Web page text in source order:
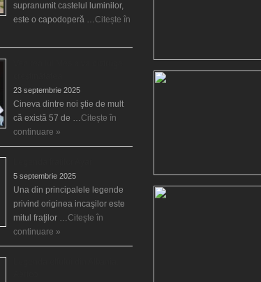
supranumit castelul luminilor,
este o capodoperă …Citește în
23 septembrie 2025
Cineva dintre noi ştie de mult
că există 57 de …Citește în
continuare »
5 septembrie 2025
Una din principalele legende
privind originea incaşilor este
mitul fraţilor …Citește în
continuare »